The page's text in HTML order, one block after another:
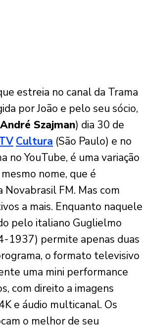
estreia no canal da Trama
por João e pelo seu sócio,
André Szajman) dia 30 de
Cultura (São Paulo) e no
no YouTube, é uma variação
nome, que é
Novabrasil FM. Mas com
a mais. Enquanto naquele
pelo italiano Guglielmo
1937) permite apenas duas
o formato televisivo
uma mini performance
com direito a imagens
e áudio multicanal. Os
o melhor de seu